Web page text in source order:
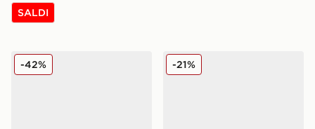
SALDI
Nike Air Force 1 '07 LV8 Bambino
-42% Nike Air Force 1 Low
-21%